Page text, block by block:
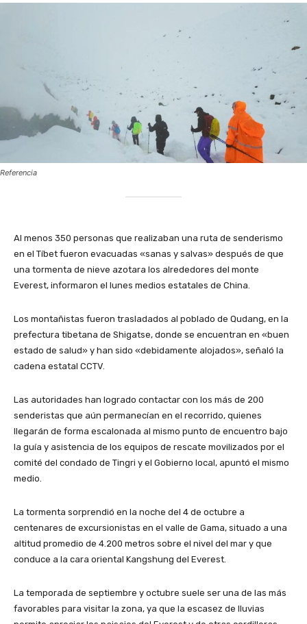
Referencia
Al menos 350 personas que realizaban una ruta de senderismo
en el Tíbet fueron evacuadas «sanas y salvas» después de que
una tormenta de nieve azotara los alrededores del monte
Everest, informaron el lunes medios estatales de China.
Los montañistas fueron trasladados al poblado de Qudang, en la
prefectura tibetana de Shigatse, donde se encuentran en «buen
estado de salud» y han sido «debidamente alojados», señaló la
cadena estatal CCTV.
Las autoridades han logrado contactar con los más de 200
senderistas que aún permanecían en el recorrido, quienes
llegarán de forma escalonada al mismo punto de encuentro bajo
la guía y asistencia de los equipos de rescate movilizados por el
comité del condado de Tingri y el Gobierno local, apuntó el mismo
medio.
La tormenta sorprendió en la noche del 4 de octubre a
centenares de excursionistas en el valle de Gama, situado a una
altitud promedio de 4.200 metros sobre el nivel del mar y que
conduce a la cara oriental Kangshung del Everest.
La temporada de septiembre y octubre suele ser una de las más
favorables para visitar la zona, ya que la escasez de lluvias